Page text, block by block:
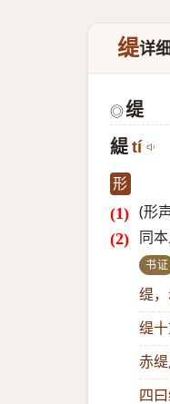
缇详
◎缇
緹 tí
形
(形
同
书证
缇
缇
赤
四